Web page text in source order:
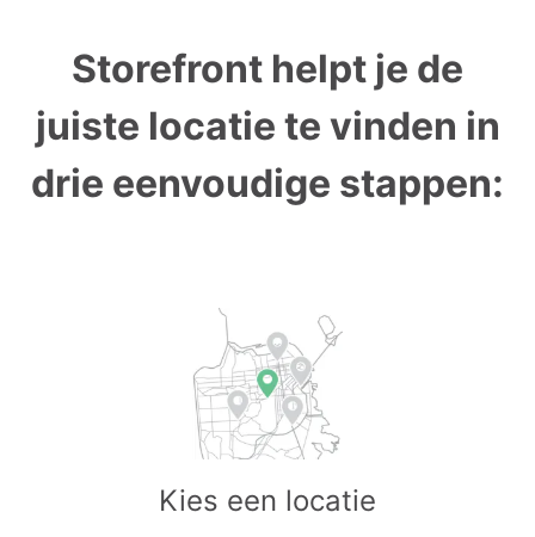
Storefront helpt je de
juiste locatie te vinden in
drie eenvoudige stappen:
Kies een locatie